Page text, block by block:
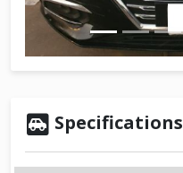
v
i
u
Specifications